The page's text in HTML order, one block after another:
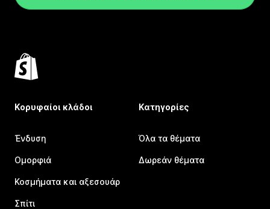
Κορυφαίοι κλάδοι
Ένδυση
Ομορφιά
Κοσμήματα και αξεσουάρ
Σπίτι
Κατηγορίες
Όλα τα θέματα
Δωρεάν θέματα